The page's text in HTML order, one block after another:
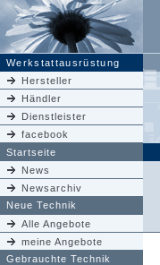
Werkstattausrüstung
Hersteller
Händler
Dienstleister
facebook
Startseite
News
Newsarchiv
Neue Technik
Alle Angebote
meine Angebote
Gebrauchte Technik